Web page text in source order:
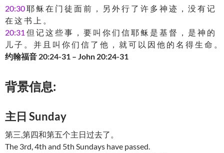
20:30耶 稣 在 门 徒 面 前 ， 另 外 行 了 许 多 神 迹 ， 没 有 记
在 这 书 上 。
20:31 但 记 这 些 事 ， 要 叫 你 们 信 耶 稣 是 基 督 ， 是 神 的
儿 子 。 并 且 叫 你 们 信 了 他 ， 就 可 以 因 他 的 名 得 生 命 。
约翰福音 20:24-31 – John 20:24-31
背景信息:
主日 Sunday
第三,第四和第五个主日过去了。
The 3rd, 4th and 5th Sundays have passed.